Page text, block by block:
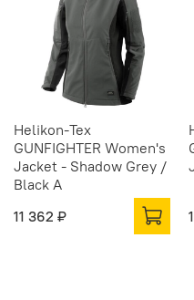
Helikon-Tex
GUNFIGHTER Women's
Jacket - Shadow Grey /
Black A
11 362 ₽